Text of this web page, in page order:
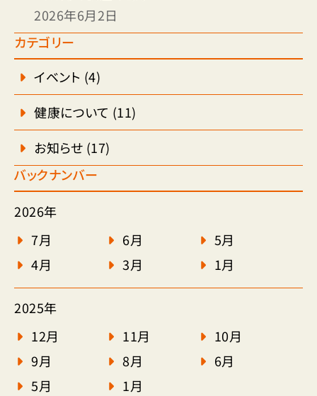
2026年6月2日
カテゴリー
イベント (4)
健康について (11)
お知らせ (17)
バックナンバー
2026年
7月
6月
5月
4月
3月 1月
2025年
12月
11月
10月
9月
8月
6月
5月
1月